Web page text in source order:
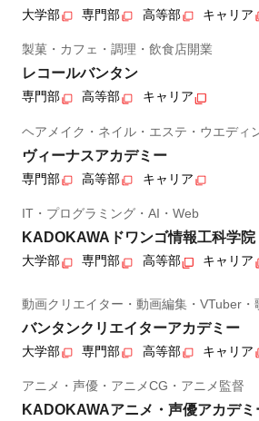
大学部 専門部 高等部 キャリア
製菓・カフェ・調理・飲食店開業
レコールバンタン
専門部 高等部 キャリア
ヘアメイク・ネイル・エステ・ウエディ
ヴィーナスアカデミー
専門部 高等部 キャリア
IT・プログラミング・AI・Web
KADOKAWAドワンゴ情報工科学院
大学部 専門部 高等部 キャリア
動画クリエイター・動画編集・VTuber・
バンタンクリエイターアカデミー
大学部 専門部 高等部 キャリア
アニメ・声優・アニメCG・アニメ監督
KADOKAWAアニメ・声優アカデミ